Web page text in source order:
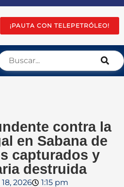
¡PAUTA CON TELEPETRÓLEO!
contra la
en Sabana de
capturados y
destruida
2026 1:15 pm